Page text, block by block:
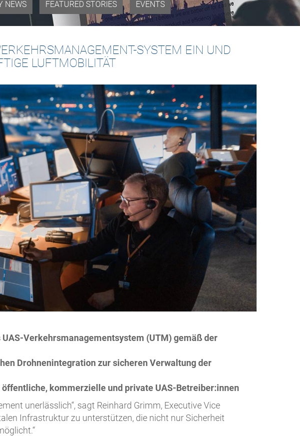
NEWS FEATURED STORIES EVENTS
SYSTEM EIN UND
LUFTMOBILITÄT
Verkehrsmanagementsystem (UTM) gemäß der
Drohnenintegration zur sicheren Verwaltung der
kommerzielle und private UAS-Betreiber:innen
unerlässlich“, sagt Reinhard Grimm, Executive Vice
Infrastruktur zu unterstützen, die nicht nur Sicherheit